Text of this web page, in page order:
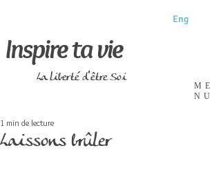
Inspire ta vie
La liberté d'être Soi
ME
NU
Eng
Laissons brûler
1 min de lecture